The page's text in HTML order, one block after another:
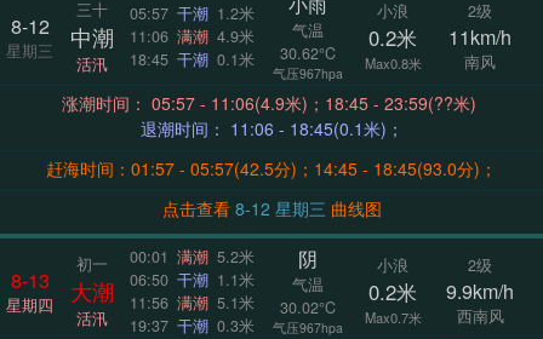
8-12
星期三
三十
中潮
活汛
05:57 干潮 1.2米
11:06 满潮 4.9米
18:45 干潮 0.1米
气温
30.62°C
气压967hpa
小浪
0.2米
Max0.8米
2级
11km/h
南风
涨潮时间： 05:57 - 11:06(4.9米)；18:45 - 23:59(??米)
退潮时间： 11:06 - 18:45(0.1米)；
赶海时间：01:57 - 05:57(42.5分)；14:45 - 18:45(93.0分)；
点击查看
8-12 星期三 曲线图
8-13
星期四
初一
大潮
活汛
00:01 满潮 5.2米
06:50 干潮 1.1米
11:56 满潮 5.1米
19:37 干潮 0.3米
阴
气温
30.02°C
气压967hpa
小浪
0.2米
Max0.7米
2级
9.9km/h
西南风